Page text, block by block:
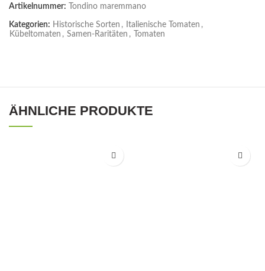
Artikelnummer: Tondino maremmano
Kategorien: Historische Sorten , Italienische Tomaten ,
Kübeltomaten , Samen-Raritäten , Tomaten
ÄHNLICHE PRODUKTE